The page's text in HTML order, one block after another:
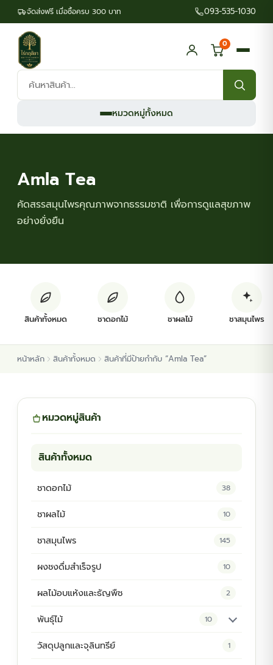
จัดส่งฟรี เมื่อซื้อครบ 300 บาท 093-535-1030
ค้นหา
สินค้า:
0
หมวดหมู่ทั้งหมด
ต้นพันธุ์สมุนไพร
ต้นพันธุ์ไม้ป่า
Amla Tea
คัดสรรสมุนไพรคุณภาพจากธรรมชาติ เพื่อการดูแลสุขภาพ
อย่างยั่งยืน
สินค้าทั้งหมด ชาดอกไม้ ชาผลไม้ ชาสมุนไพร
หน้าหลัก สินค้าทั้งหมด สินค้าที่มีป้ายกำกับ “Amla Tea”
หมวดหมู่สินค้า
สินค้าทั้งหมด
ชาดอกไม้ 38
ชาผลไม้ 10
ชาสมุนไพร 145
ผงชงดื่มสำเร็จรูป 10
ผลไม้อบแห้งและธัญพืช 2
พันธุ์ไม้ 10
ต้นพันธุ์สมุนไพร 5
วัสดุปลูกและจุลินทรีย์ 1